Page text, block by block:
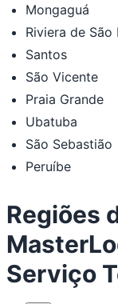
Mongaguá
Riviera de São
Santos
São Vicente
Praia Grande
Ubatuba
São Sebastião
Peruíbe
Regiões
Serviço